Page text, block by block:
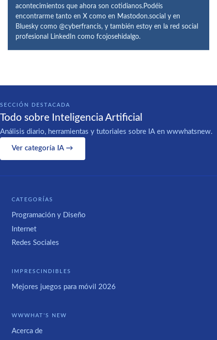
acontecimientos que ahora son cotidianos.Podéis
encontrarme tanto en X como en Mastodon.social y en
Bluesky como @cyberfrancis, y también estoy en la red social
profesional LinkedIn como fcojosehidalgo.
SECCIÓN DESTACADA
Todo sobre Inteligencia Artificial
Análisis diario, herramientas y tutoriales sobre IA en wwwhatsnew.
Ver categoría IA →
CATEGORÍAS
Programación y Diseño
Internet
Redes Sociales
IMPRESCINDIBLES
Mejores juegos para móvil 2026
WWWHAT'S NEW
Acerca de